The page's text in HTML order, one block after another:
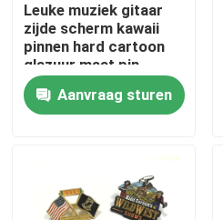
Thuis
Producten
Over ons
Leuke muziek gitaar
zijde scherm kawaii
pinnen hard cartoon
glazuur maat pin
badge voor kinderen
cadeauAanvraag sturen